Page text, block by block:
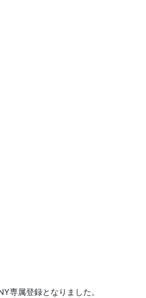
専属登録となりました。